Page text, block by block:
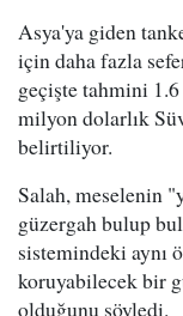
Asya'ya giden
için daha fazla
geçişte tahmini
milyon dolarlık
belirtiliyor.
Salah, meselenin
güzergah bulup
sistemindeki
koruyabilecek bir
olduğunu söyledi.